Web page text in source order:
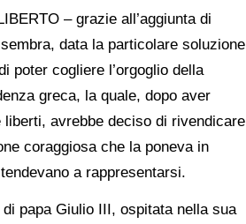
– grazie all’aggiunta di
data la particolare soluzione
poter cogliere l’orgoglio della
greca, la quale, dopo aver
avrebbe deciso di rivendicare
coraggiosa che la poneva in
a rappresentarsi.
papa Giulio III, ospitata nella sua